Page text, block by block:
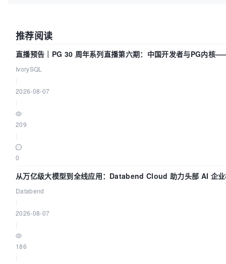
推荐阅读
直播预告｜PG 30 周年系列直播第六期：中国开发者与PG内核
么？
IvorySQL
2026-08-07
209
0
从万亿级大模型到全线应用：Databend Cloud 助力头部 AI 企
Databend
2026-08-07
186